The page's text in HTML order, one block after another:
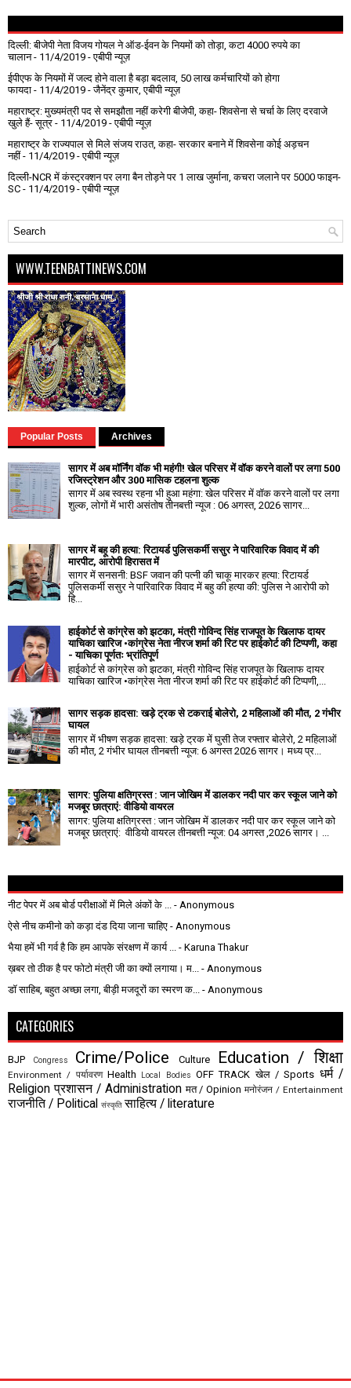
दिल्ली: बीजेपी नेता विजय गोयल ने ऑड-ईवन के नियमों को तोड़ा, कटा 4000 रुपये का
चालान- 11/4/2019 - एबीपी न्यूज़
ईपीएफ के नियमों में जल्द होने वाला है बड़ा बदलाव, 50 लाख कर्मचारियों को होगा
फायदा - 11/4/2019 - जैनेंद्र कुमार, एबीपी न्यूज़
महाराष्ट्र: मुख्यमंत्री पद से समझौता नहीं करेगी बीजेपी, कहा- शिवसेना से चर्चा के लिए दरवाजे
खुले हैं- सूत्र - 11/4/2019 - एबीपी न्यूज़
महाराष्ट्र के राज्यपाल से मिले संजय राउत, कहा- सरकार बनाने में शिवसेना कोई अड़चन
नहीं- 11/4/2019 - एबीपी न्यूज़
दिल्ली-NCR में कंस्ट्रक्शन पर लगा बैन तोड़ने पर 1 लाख जुर्माना, कचरा जलाने पर ₹5000 फाइन-
SC - 11/4/2019 - एबीपी न्यूज़
WWW.TEENBATTINEWS.COM
Popular Posts Archives
सागर में अब मॉर्निंग वॉक भी महंगी! खेल परिसर में वॉक करने वालों पर लगा ₹500
रजिस्ट्रेशन और ₹300 मासिक टहलना शुल्क
सागर में अब स्वस्थ रहना भी हुआ महंगा: खेल परिसर में वॉक करने वालों पर लगा
शुल्क, लोगों में भारी असंतोष तीनबत्ती न्यूज : 06 अगस्त, 2026 सागर...
सागर में बहू की हत्या: रिटायर्ड पुलिसकर्मी ससुर ने पारिवारिक विवाद में की
मारपीट, आरोपी हिरासत में
सागर में सनसनी: BSF जवान की पत्नी की चाकू मारकर हत्या: रिटायर्ड
पुलिसकर्मी ससुर ने पारिवारिक विवाद में बहु की हत्या की: पुलिस ने आरोपी को
हि...
हाईकोर्ट से कांग्रेस को झटका, मंत्री गोविन्द सिंह राजपूत के खिलाफ दायर
याचिका खारिज •कांग्रेस नेता नीरज शर्मा की रिट पर हाईकोर्ट की टिप्पणी, कहा
- याचिका पूर्णतः भ्रांतिपूर्ण
हाईकोर्ट से कांग्रेस को झटका, मंत्री गोविन्द सिंह राजपूत के खिलाफ दायर
याचिका खारिज •कांग्रेस नेता नीरज शर्मा की रिट पर हाईकोर्ट की टिप्पणी,...
सागर सड़क हादसा: खड़े ट्रक से टकराई बोलेरो, 2 महिलाओं की मौत, 2 गंभीर
घायल
सागर में भीषण सड़क हादसा: खड़े ट्रक में घुसी तेज रफ्तार बोलेरो, 2 महिलाओं
की मौत, 2 गंभीर घायल तीनबत्ती न्यूज: 6 अगस्त 2026 सागर। मध्य प्र...
सागर: पुलिया क्षतिग्रस्त : जान जोखिम में डालकर नदी पार कर स्कूल जाने को
मजबूर छात्राएं: वीडियो वायरल
सागर: पुलिया क्षतिग्रस्त : जान जोखिम में डालकर नदी पार कर स्कूल जाने को
मजबूर छात्राएं: वीडियो वायरल तीनबत्ती न्यूज: 04 अगस्त ,2026 सागर। ...
नीट पेपर में अब बोर्ड परीक्षाओं में मिले अंकों के ... - Anonymous
ऐसे नीच कमीनो को कड़ा दंड दिया जाना चाहिए - Anonymous
भैया हमें भी गर्व है कि हम आपके संरक्षण में कार्य ... - Karuna Thakur
ख़बर तो ठीक है पर फोटो मंत्री जी का क्यों लगाया। म... - Anonymous
डॉ साहिब, बहुत अच्छा लगा, बीड़ी मजदूरों का स्मरण क... - Anonymous
CATEGORIES
BJP Congress Crime/Police Culture Education / शिक्षा
Environment / पर्यावरण Health Local Bodies OFF TRACK खेल / Sports धर्म /
Religion प्रशासन / Administration मत / Opinion मनोरंजन / Entertainment
राजनीति / Political संस्कृति साहित्य / literature